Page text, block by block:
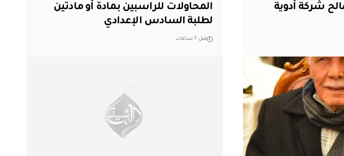
شركة أدوية
المحاولات للراسبين بمادة أو مادتين
لطلبة السادس الإعدادي
قبل 7 ساعات